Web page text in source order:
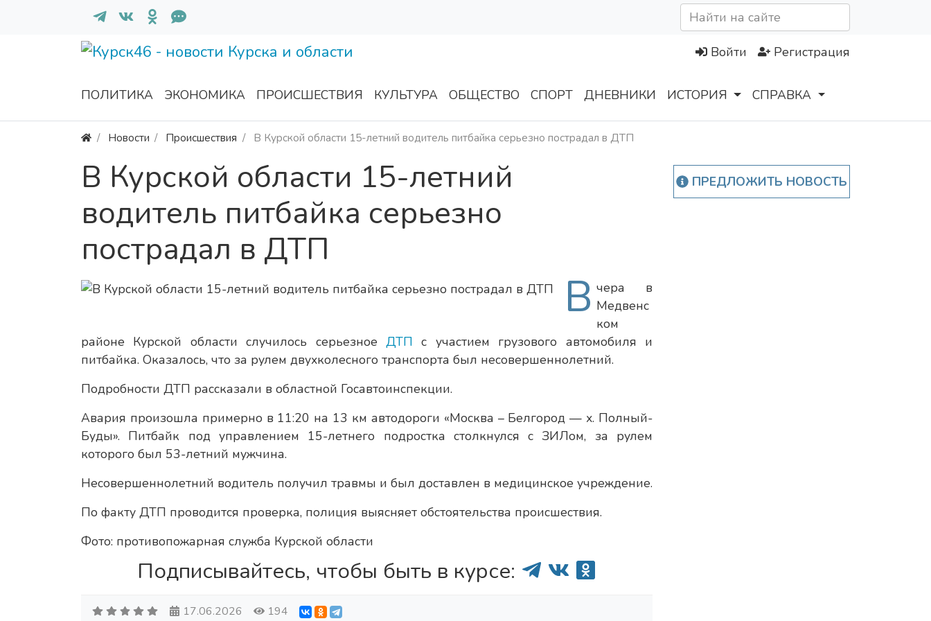
Войти Регистрация
ПОЛИТИКА ЭКОНОМИКА ПРОИСШЕСТВИЯ КУЛЬТУРА ОБЩЕСТВО СПОРТ ДНЕВНИКИ ИСТОРИЯ СПРАВКА
Новости Происшествия В Курской области 15-летний водитель питбайка серьезно пострадал в ДТП
В Курской области 15-летний
водитель питбайка серьезно
пострадал в ДТП
В чера в
Медвенс
ком
районе Курской области случилось серьезное ДТП с участием грузового автомобиля и
питбайка. Оказалось, что за рулем двухколесного транспорта был несовершеннолетний.
Подробности ДТП рассказали в областной Госавтоинспекции.
Авария произошла примерно в 11:20 на 13 км автодороги «Москва – Белгород — х. Полный-
Буды». Питбайк под управлением 15-летнего подростка столкнулся с ЗИЛом, за рулем
которого был 53-летний мужчина.
Несовершеннолетний водитель получил травмы и был доставлен в медицинское учреждение.
По факту ДТП проводится проверка, полиция выясняет обстоятельства происшествия.
Фото: противопожарная служба Курской области
Подписывайтесь, чтобы быть в курсе:
17.06.2026 194
ПРЕДЛОЖИТЬ НОВОСТЬ